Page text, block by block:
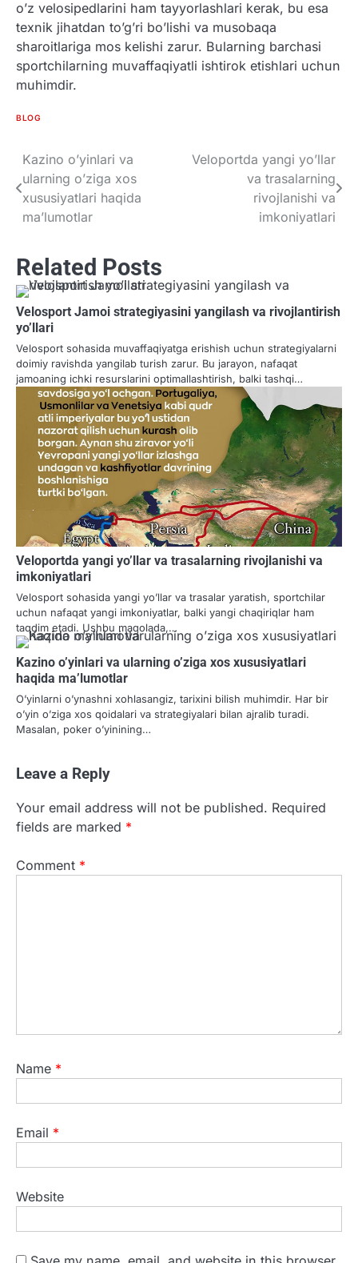
o’z velosipedlarini ham tayyorlashlari kerak, bu esa
texnik jihatdan to’g’ri bo’lishi va musobaqa
sharoitlariga mos kelishi zarur. Bularning barchasi
sportchilarning muvaffaqiyatli ishtirok etishlari uchun
muhimdir.
BLOG
Post
navigation
Kazino o’yinlari va
ularning o’ziga xos
xususiyatlari haqida
ma’lumotlar
Veloportda yangi yo’llar
va trasalarning
rivojlanishi va
imkoniyatlari
Related Posts
Velosport Jamoi strategiyasini yangilash va rivojlantirish
yo’llari
Velosport sohasida muvaffaqiyatga erishish uchun strategiyalarni
doimiy ravishda yangilab turish zarur. Bu jarayon, nafaqat
jamoaning ichki resurslarini optimallashtirish, balki tashqi…
Veloportda yangi yo’llar va trasalarning rivojlanishi va
imkoniyatlari
Velosport sohasida yangi yo’llar va trasalar yaratish, sportchilar
uchun nafaqat yangi imkoniyatlar, balki yangi chaqiriqlar ham
taqdim etadi. Ushbu maqolada,…
Kazino o’yinlari va ularning o’ziga xos xususiyatlari
haqida ma’lumotlar
O’yinlarni o’ynashni xohlasangiz, tarixini bilish muhimdir. Har bir
o’yin o’ziga xos qoidalari va strategiyalari bilan ajralib turadi.
Masalan, poker o’yinining…
Leave a Reply
Your email address will not be published. Required
fields are marked *
Comment *
Name *
Email *
Website